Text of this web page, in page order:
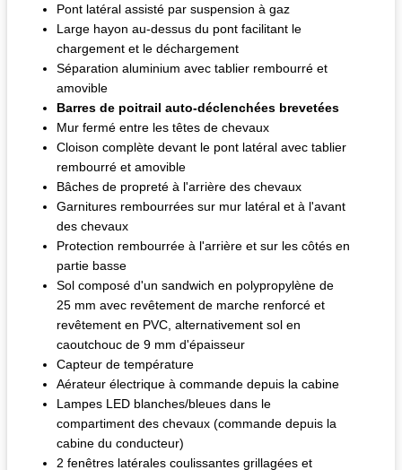
Pont latéral assisté par suspension à gaz
Large hayon au-dessus du pont facilitant le
chargement et le déchargement
Séparation aluminium avec tablier rembourré et
amovible
Barres de poitrail auto-déclenchées brevetées
Mur fermé entre les têtes de chevaux
Cloison complète devant le pont latéral avec tablier
rembourré et amovible
Bâches de propreté à l'arrière des chevaux
Garnitures rembourrées sur mur latéral et à l'avant
des chevaux
Protection rembourrée à l'arrière et sur les côtés en
partie basse
Sol composé d'un sandwich en polypropylène de
25 mm avec revêtement de marche renforcé et
revêtement en PVC, alternativement sol en
caoutchouc de 9 mm d'épaisseur
Capteur de température
Aérateur électrique à commande depuis la cabine
Lampes LED blanches/bleues dans le
compartiment des chevaux (commande depuis la
cabine du conducteur)
2 fenêtres latérales coulissantes grillagées et